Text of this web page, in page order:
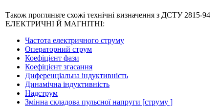
Також прогляньте схожі технічні визначення з ДСТУ 2815-94
ЕЛЕКТРИЧНІ Й МАГНІТНІ:
Частота електричного струму
Операторний струм
Коефіцієнт фази
Коефіцієнт згасання
Диференціальна індуктивність
Динамічна індуктивність
Надструм
Змінна складова пульсної напруги [струму ]